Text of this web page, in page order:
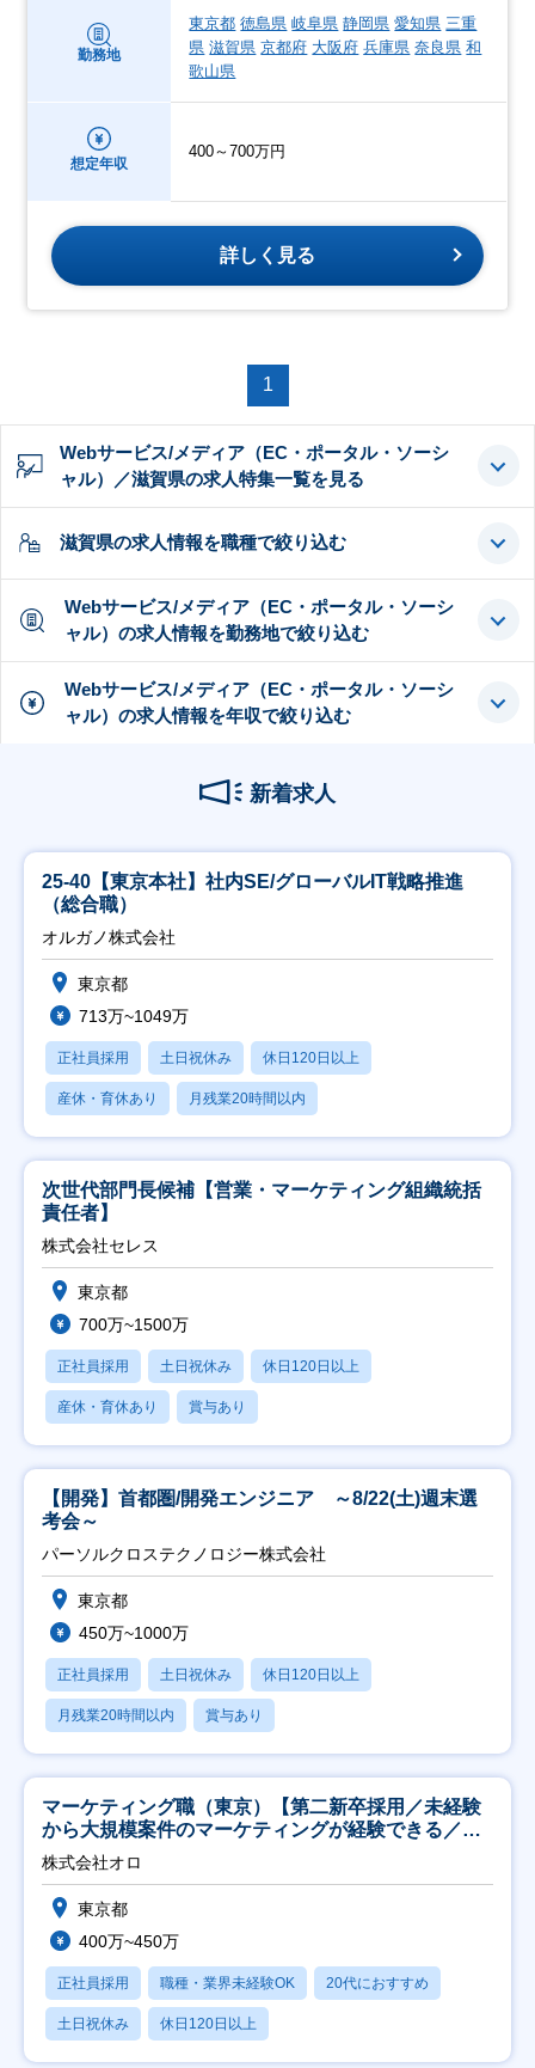
勤務地
東京都 徳島県 岐阜県 静岡県 愛知県 三重
県 滋賀県 京都府 大阪府 兵庫県 奈良県 和
歌山県
想定年収
400～700万円
詳しく見る
1
Webサービス/メディア（EC・ポータル・ソーシ
ャル）／滋賀県の求人特集一覧を見る
滋賀県の求人情報を職種で絞り込む
Webサービス/メディア（EC・ポータル・ソーシ
ャル）の求人情報を勤務地で絞り込む
Webサービス/メディア（EC・ポータル・ソーシ
ャル）の求人情報を年収で絞り込む
新着求人
25-40【東京本社】社内SE/グローバルIT戦略推進
（総合職）
オルガノ株式会社
東京都
713万~1049万
正社員採用 土日祝休み 休日120日以上
産休・育休あり 月残業20時間以内
次世代部門長候補【営業・マーケティング組織統括
責任者】
株式会社セレス
東京都
700万~1500万
正社員採用 土日祝休み 休日120日以上
産休・育休あり 賞与あり
【開発】首都圏/開発エンジニア ～8/22(土)週末選
考会～
パーソルクロステクノロジー株式会社
東京都
450万~1000万
正社員採用 土日祝休み 休日120日以上
月残業20時間以内 賞与あり
マーケティング職（東京）【第二新卒採用／未経験
から大規模案件のマーケティングが経験できる／研
修充実】
株式会社オロ
東京都
400万~450万
正社員採用 職種・業界未経験OK 20代におすすめ
土日祝休み 休日120日以上